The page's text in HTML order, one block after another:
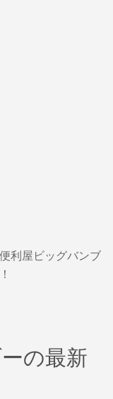
利屋ビッグバンブ
の最新